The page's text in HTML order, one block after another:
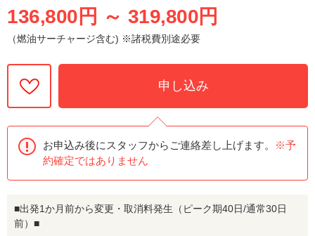
136,800円 ～ 319,800円
（燃油サーチャージ含む) ※諸税費別途必要
申し込み
お申込み後にスタッフからご連絡差し上げます。
※予
約確定ではありません
■出発1か月前から変更・取消料発生（ピーク期40日/通常30日
前）■